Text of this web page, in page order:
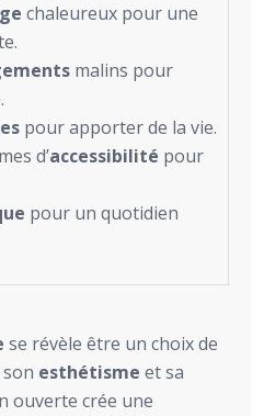
chaleureux pour une
malins pour
pour apporter de la vie.
d’accessibilité pour
pour un quotidien
se révèle être un choix de
esthétisme et sa
ouverte crée une